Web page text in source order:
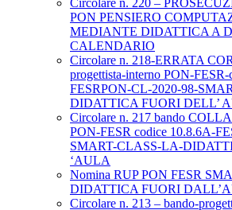
Circolare n. 220 –
PON PENSIERO
MEDIANTE DIDATTICA A
CALENDARIO
Circolare n. 218-ERRATA
progettista-interno PON-
FESRPON-CL-2020-98-
DIDATTICA FUORI DELL’
Circolare n. 217 bando
PON-FESR codice 10.8.6A-
SMART-CLASS-LA-
‘AULA
Nomina RUP PON FESR
DIDATTICA FUORI
Circolare n. 213 – bando-